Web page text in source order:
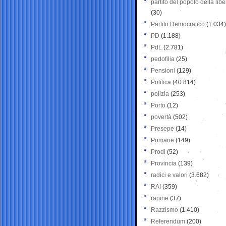
partito del popolo della
(30)
Partito Democratico (1.034)
PD (1.188)
PdL (2.781)
pedofilia (25)
Pensioni (129)
Politica (40.814)
polizia (253)
Porto (12)
povertà (502)
Presepe (14)
Primarie (149)
Prodi (52)
Provincia (139)
radici e valori (3.682)
RAI (359)
rapine (37)
Razzismo (1.410)
Referendum (200)